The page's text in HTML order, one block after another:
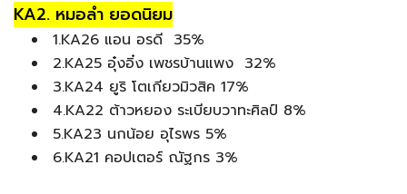
KA2. หมอลำ ยอดนิยม
1.KA26 แอน อรดี 35%
2.KA25 อุ๋งอิ๋ง เพชรบ้านแพง 32%
3.KA24 ยูริ โตเกียวมิวสิค 17%
4.KA22 ต้าวหยอง ระเบียบวาทะศิลป์ 8%
5.KA23 นกน้อย อุไรพร 5%
6.KA21 คอปเตอร์ ณัฐกร 3%